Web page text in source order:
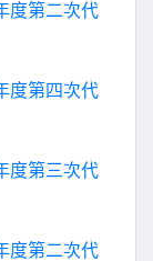
度第二次代
度第四次代
度第三次代
度第二次代